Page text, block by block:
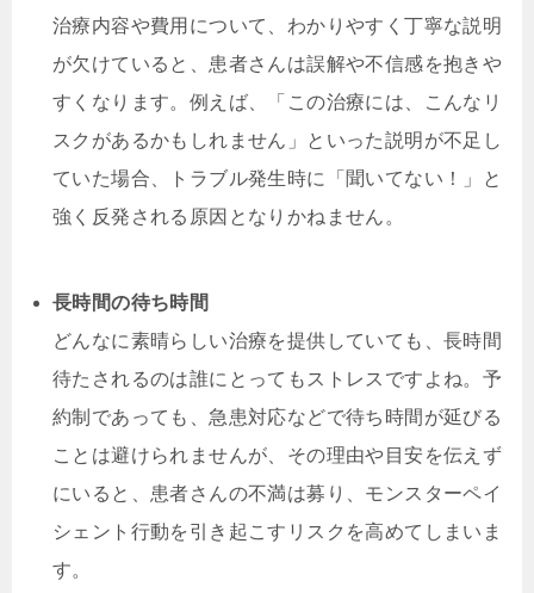
治療内容や費用について、わかりやすく丁寧な説明
が欠けていると、患者さんは誤解や不信感を抱きや
すくなります。例えば、「この治療には、こんなリ
スクがあるかもしれません」といった説明が不足し
ていた場合、トラブル発生時に「聞いてない！」と
強く反発される原因となりかねません。
長時間の待ち時間
どんなに素晴らしい治療を提供していても、長時間
待たされるのは誰にとってもストレスですよね。予
約制であっても、急患対応などで待ち時間が延びる
ことは避けられませんが、その理由や目安を伝えず
にいると、患者さんの不満は募り、モンスターペイ
シェント行動を引き起こすリスクを高めてしまいま
す。